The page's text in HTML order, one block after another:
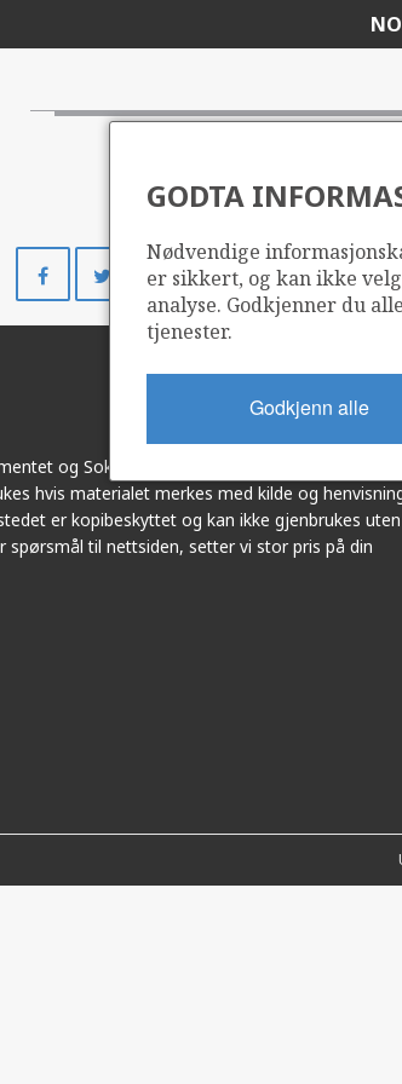
på
Facebook
Del
på
Twitter
Del
på
LinkedIn
Del
i
e-
GODTA
Nødvendige
er sikkert, og kan ikke
analyse. Godkjenner du
tjenester.
Godkjenn alle
og Sokkeldirektoratet i samarbeid.
hvis materialet merkes med kilde og
er kopibeskyttet og kan ikke gjenbrukes uten
spørsmål til nettsiden, setter vi stor pris på din